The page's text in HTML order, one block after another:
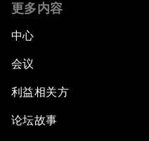
更多内容
中心
会议
利益相关方
论坛故事